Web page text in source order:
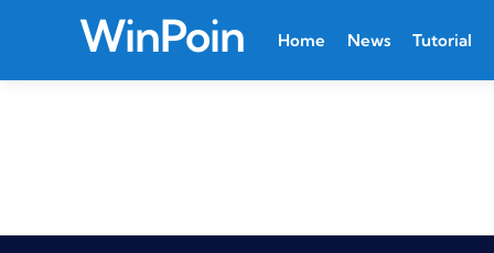
WinPoin Home News Tutorial